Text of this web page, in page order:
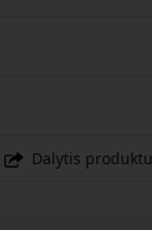
Dalytis produktu